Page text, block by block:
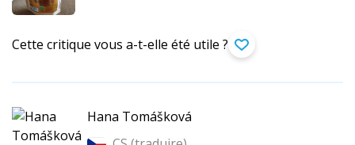
Cette critique vous a-t-elle été utile ?
Hana Tomášková